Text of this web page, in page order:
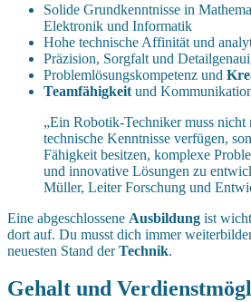
Solide Grundkenntnisse in
Elektronik und Informatik
Hohe technische Affinität und
Präzision, Sorgfalt und
Problemlösungskompetenz und
Teamfähigkeit und
„Ein Robotik-Techniker muss nicht
technische Kenntnisse verfügen,
Fähigkeit besitzen, komplexe
und innovative Lösungen zu
Müller, Leiter Forschung und
Eine abgeschlossene Ausbildung ist
dort auf. Du musst dich immer
neuesten Stand derTechnik.
Gehalt und